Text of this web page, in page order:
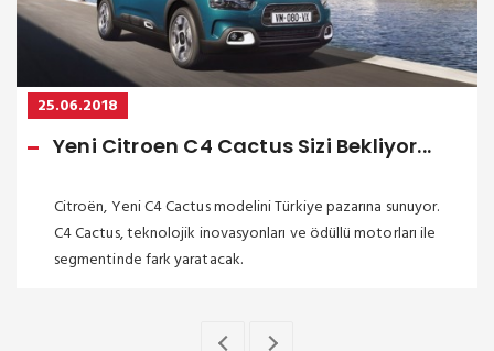
25.06.2018
Yeni Citroen C4 Cactus Sizi Bekliyor...
Citroën, Yeni C4 Cactus modelini Türkiye pazarına sunuyor.
C4 Cactus, teknolojik inovasyonları ve ödüllü motorları ile
segmentinde fark yaratacak.